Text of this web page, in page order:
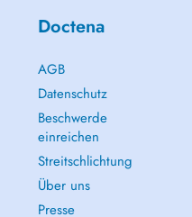
Doctena
AGB
Datenschutz
Beschwerde
einreichen
Streitschlichtung
Über uns
Presse